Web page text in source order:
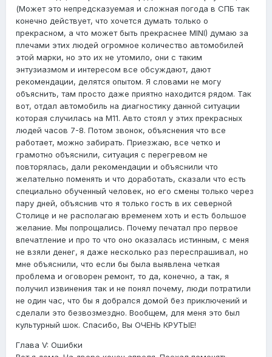
(Может это непредсказуемая и сложная погода в СПБ так
конечно действует, что хочется думать только о
прекрасном, а что может быть прекраснее MINI) думаю за
плечами этих людей огромное количество автомобилей
этой марки, но это их не утомило, они с таким
энтузиазмом и интересом все обсуждают, дают
рекомендации, делятся опытом. Я словами не могу
объяснить, там просто даже приятно находится рядом. Так
вот, отдал автомобиль на диагностику данной ситуации
которая случилась на М11. Авто стоял у этих прекрасных
людей часов 7-8. Потом звонок, объяснения что все
работает, можно забирать. Приезжаю, все четко и
грамотно объяснили, ситуация с перегревом не
повторялась, дали рекомендации и объяснили что
желательно поменять и что доработать, сказали что есть
специально обученный человек, но его смены только через
пару дней, объяснив что я только гость в их северной
Столице и не располагаю временем хоть и есть большое
желание. Мы попрощались. Почему печатал про первое
впечатление и про то что оно оказалась истинным, с меня
не взяли денег, я даже несколько раз переспрашивал, но
мне объяснили, что если бы была выявлена четкая
проблема и оговорен ремонт, то да, конечно, а так, я
получил извинения так и не понял почему, люди потратили
не один час, что бы я добрался домой без приключений и
сделали это безвозмездно. Вообщем, для меня это был
культурный шок. Спасибо, Вы ОЧЕНЬ КРУТЫЕ!
Глава V: Ошибки